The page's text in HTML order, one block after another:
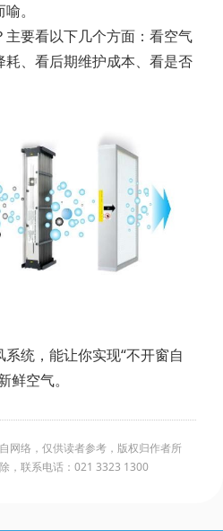
。
要看以下几个方面：看空气
、看后期维护成本、看是否
统，能让你实现“不开窗自
鲜空气。
网络，仅供读者参考，版权归作者所
，联系电话：021 3323 1300